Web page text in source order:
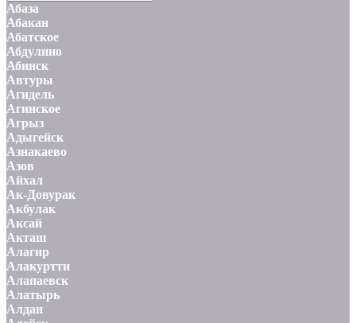
Абаза
Абакан
Абатское
Абдулино
Абинск
Автуры
Агидель
Агинское
Агрыз
Адыгейск
Азнакаево
Азов
Айхал
Ак-Довурак
Акбулак
Аксай
Акташ
Алагир
Алакуртти
Алапаевск
Алатырь
Алдан